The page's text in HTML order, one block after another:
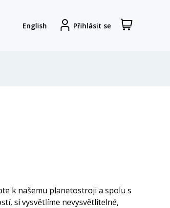
English
Registrovat
Přihlásit se
Zobrazit
nákupní
k našemu planetostroji a spolu s
si vysvětlíme nevysvětlitelné,